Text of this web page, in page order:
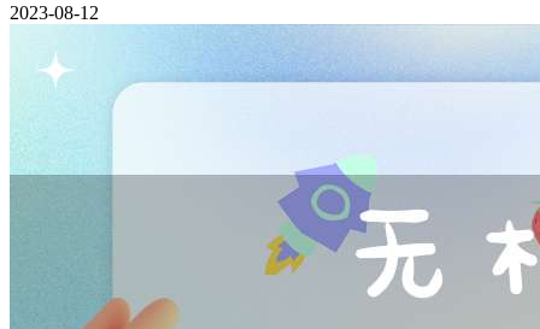
2023-08-12